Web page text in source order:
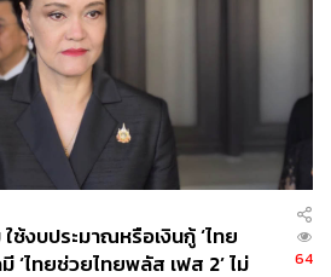
พรรคเพื่อไทยไม่ต้องการให้ ร.อ.
นั้น ภูมิธรรมระบุว่า ไม่ได้ให้ความ
เพื่อไทยไม่ได้ระบุว่าต้องการใคร
ห้ทุกคนส่งชื่อมาเพื่อไปตรวจสอบ
ตัวบุคคล เพราะจะเกิดความสับสน
ยพรรคการเมืองส่งชื่อมาชัดเจน
ระชารัฐที่ยังมีหลายความเห็น
มาถึง 3 คน จึงขอให้ไปพูดคุยกันใน
ช้งบประมาณหรือเงินกู้ ‘ไทย
‘ไทยช่วยไทยพลัส เฟส 2’ ไม่
64